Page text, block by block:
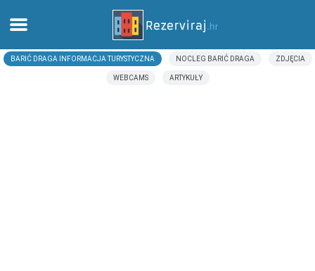
Dom
BARIĆ DRAGA INFORMACJA TURYSTYCZNA NOCLEG BARIĆ DRAGA ZDJĘCIA
WEBCAMS ARTYKUŁY